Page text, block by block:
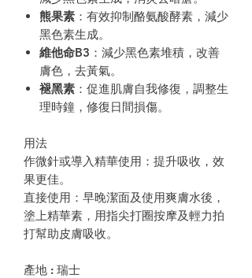
熊果素 ：有效抑制酪氨酸酵素，減少
黑色素生成。
維他命B3 ：減少黑色素堆積，改善
膚色，去黃氣。
褪黑素 ：促進肌膚自我修復，調整生
理時鐘，修復日間損傷。
用法
作微針或導入精華使用：提升吸收，效
果更佳。
直接使用：早晚潔面及使用爽膚水後，
塗上精華素，用指尖打圈按摩及輕力拍
打幫助皮膚吸收。
產地 : 瑞士